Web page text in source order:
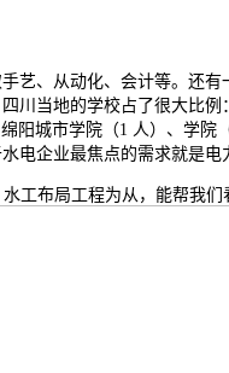
、从动化、会计等。还有
当地的学校占了很大比
阳城市学院（1 人）、学
企业最焦点的需求就是电
布局工程为从，能帮我